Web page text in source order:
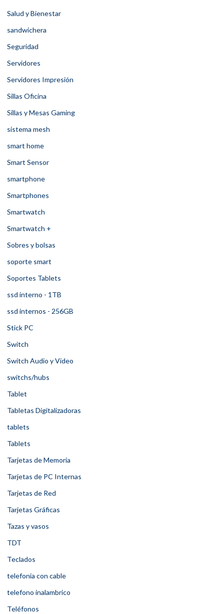
Salud y Bienestar
sandwichera
Seguridad
Servidores
Servidores Impresión
Sillas Oficina
Sillas y Mesas Gaming
sistema mesh
smart home
Smart Sensor
smartphone
Smartphones
Smartwatch
Smartwatch +
Sobres y bolsas
soporte smart
Soportes Tablets
ssd interno - 1TB
ssd internos - 256GB
Stick PC
Switch
Switch Audio y Video
switchs/hubs
Tablet
Tabletas Digitalizadoras
tablets
Tablets
Tarjetas de Memoria
Tarjetas de PC Internas
Tarjetas de Red
Tarjetas Gráficas
Tazas y vasos
TDT
Teclados
telefonia con cable
telefono inalambrico
Teléfonos